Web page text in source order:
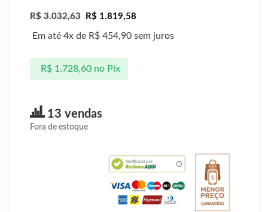
R$3.032,63 R$ 1.819,58
Em até 4x de R$ 454,90 sem juros
R$1.728,60 no Pix
13 vendas
Fora de estoque